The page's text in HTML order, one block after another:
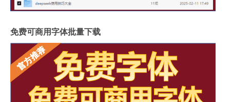
免费可商用字体批量下载